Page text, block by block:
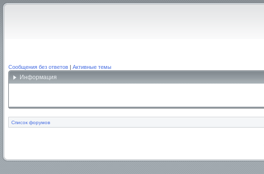
Сообщения без ответов | Активные темы
Информация
Список форумов